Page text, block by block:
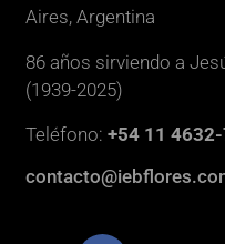
Aires, Argentina
86 años sirviendo a
(1939-2025)
Teléfono:+54 11